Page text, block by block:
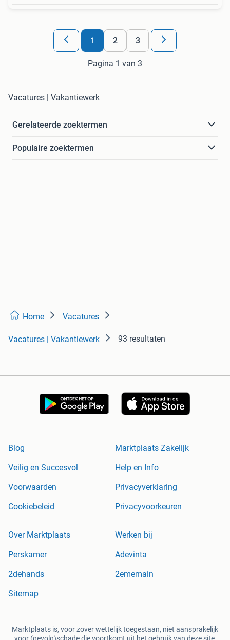
1 2 3
Pagina 1 van 3
Vacatures | Vakantiewerk
Gerelateerde zoektermen
Populaire zoektermen
Home Vacatures
Vacatures | Vakantiewerk 93 resultaten
Blog
Marktplaats Zakelijk
Veilig en Succesvol
Help en Info
Voorwaarden
Privacyverklaring
Cookiebeleid
Privacyvoorkeuren
Over Marktplaats
Werken bij
Perskamer
Adevinta
2dehands
2ememain
Sitemap
Marktplaats is, voor zover wettelijk toegestaan, niet aansprakelijk